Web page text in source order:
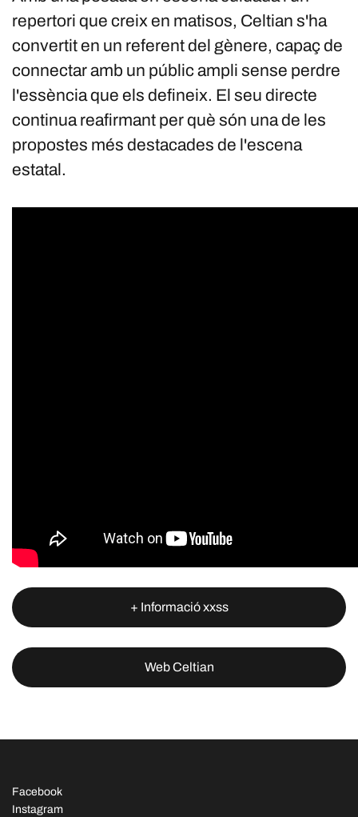
repertori que creix en matisos, Celtian s'ha
convertit en un referent del gènere, capaç de
connectar amb un públic ampli sense perdre
l'essència que els defineix. El seu directe
continua reafirmant per què són una de les
propostes més destacades de l'escena
estatal.
+ Informació xxss
Web Celtian
Facebook
Instagram